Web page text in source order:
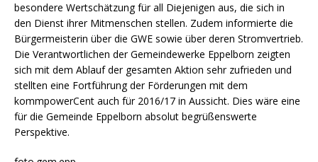
besondere Wertschätzung für all Diejenigen aus, die sich in
den Dienst ihrer Mitmenschen stellen. Zudem informierte die
Bürgermeisterin über die GWE sowie über deren Stromvertrieb.
Die Verantwortlichen der Gemeindewerke Eppelborn zeigten
sich mit dem Ablauf der gesamten Aktion sehr zufrieden und
stellten eine Fortführung der Förderungen mit dem
kommpowerCent auch für 2016/17 in Aussicht. Dies wäre eine
für die Gemeinde Eppelborn absolut begrüßenswerte
Perspektive.